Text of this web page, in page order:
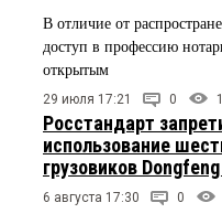
В отличие от
доступ в профессию
открытым
29 июля 17:21 0
Росстандарт
использование
грузовиков
6 августа 17:30 0